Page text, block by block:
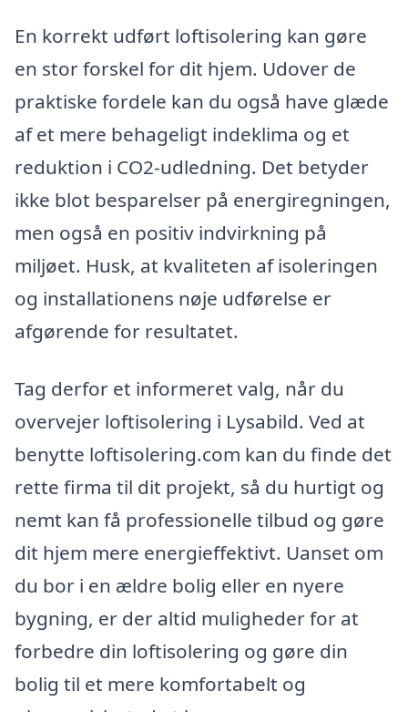
En korrekt udført loftisolering kan gøre
en stor forskel for dit hjem. Udover de
praktiske fordele kan du også have glæde
af et mere behageligt indeklima og et
reduktion i CO2-udledning. Det betyder
ikke blot besparelser på energiregningen,
men også en positiv indvirkning på
miljøet. Husk, at kvaliteten af isoleringen
og installationens nøje udførelse er
afgørende for resultatet.
Tag derfor et informeret valg, når du
overvejer loftisolering i Lysabild. Ved at
benytte loftisolering.com kan du finde det
rette firma til dit projekt, så du hurtigt og
nemt kan få professionelle tilbud og gøre
dit hjem mere energieffektivt. Uanset om
du bor i en ældre bolig eller en nyere
bygning, er der altid muligheder for at
forbedre din loftisolering og gøre din
bolig til et mere komfortabelt og